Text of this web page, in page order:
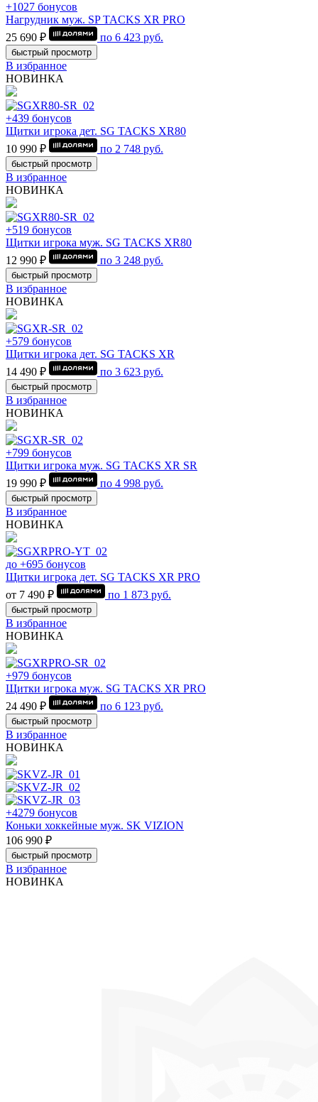
+1027 бонусов
Нагрудник муж. SP TACKS XR PRO
25 690 ₽
по 6 423 руб.
быстрый просмотр
В избранное
НОВИНКА
+439 бонусов
Щитки игрока дет. SG TACKS XR80
10 990 ₽
по 2 748 руб.
быстрый просмотр
В избранное
НОВИНКА
+519 бонусов
Щитки игрока муж. SG TACKS XR80
12 990 ₽
по 3 248 руб.
быстрый просмотр
В избранное
НОВИНКА
+579 бонусов
Щитки игрока дет. SG TACKS XR
14 490 ₽
по 3 623 руб.
быстрый просмотр
В избранное
НОВИНКА
+799 бонусов
Щитки игрока муж. SG TACKS XR SR
19 990 ₽
по 4 998 руб.
быстрый просмотр
В избранное
НОВИНКА
до +695 бонусов
Щитки игрока дет. SG TACKS XR PRO
от 7 490 ₽
по 1 873 руб.
быстрый просмотр
В избранное
НОВИНКА
+979 бонусов
Щитки игрока муж. SG TACKS XR PRO
24 490 ₽
по 6 123 руб.
быстрый просмотр
В избранное
НОВИНКА
+4279 бонусов
Коньки хоккейные муж. SK VIZION
106 990 ₽
быстрый просмотр
В избранное
НОВИНКА